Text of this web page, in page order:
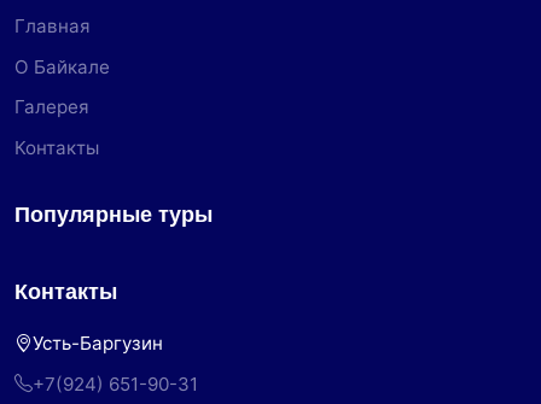
Главная
О Байкале
Галерея
Контакты
Популярные туры
Контакты
Усть-Баргузин
+7(924) 651-90-31